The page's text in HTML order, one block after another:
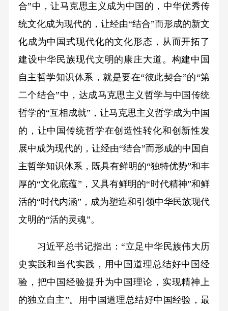
合”中，让马克思主义成为中国的，中华优秀传
统文化成为现代的，让经由“结合”而形成的新文
化成为中国式现代化的文化形态，从而开拓了
建设中华民族现代文明的康庄大道。构建中国
自主哲学知识体系，就是要在“彼此契合”的“第
二个结合”中，达成马克思主义哲学与中国传统
哲学的“互相成就”，让马克思主义哲学成为中国
的，让中国传统哲学在创造性转化和创新性发
展中成为现代的，让经由“结合”而形成的中国自
主哲学知识体系，既具有鲜明的“独特优势”和丰
厚的“文化底蕴”，又具有鲜明的“时代精神”和鲜
活的“时代内涵”，成为塑造和引领中华民族现代
文明的“活的灵魂”。
习近平总书记指出：“立足中华民族伟大历
史实践和当代实践，用中国道理总结好中国经
验，把中国经验提升为中国理论，实现精神上
的独立自主”。用中国道理总结好中国经验，最